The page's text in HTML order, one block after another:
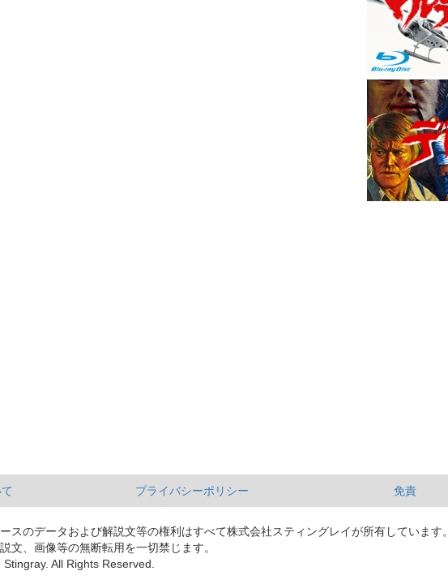
プライバシーポリシー 免責
スのデータおよび解説文等の権利はすべて株式会社スティングレイが所有しています。
文、画像等の無断転用を一切禁じます。
All Rights Reserved.